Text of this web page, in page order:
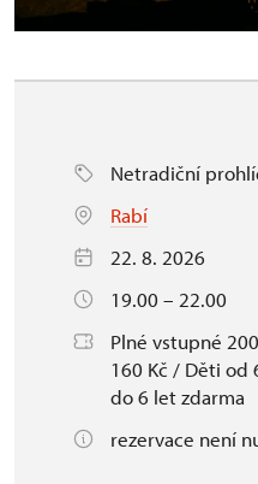
Netradiční
Rabí
22. 8. 2026
19.00 – 22.00
Plné vstupné
160 Kč / Děti od
do 6 let zdarma
rezervace není